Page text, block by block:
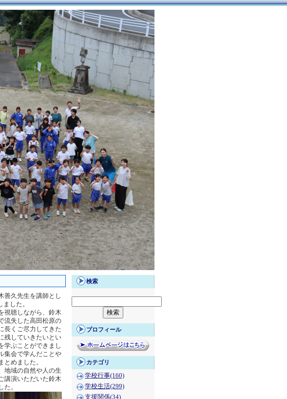
検索
プロフィール
カテゴリ
学校行事(160)
学校生活(299)
支援関係(34)
善久先生を講師とし
した。
視聴しながら、鈴木
流失した高田松原の
長くご尽力してきた
残していきたいとい
学ぶことができまし
集会で学んだことや
めました。
地域の自然や人の生
講演いただいた鈴木
た。